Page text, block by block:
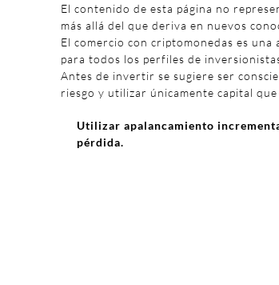
El contenido de esta página no
más allá del que deriva en nuevos
El comercio con criptomonedas es
para todos los perfiles de
Antes de invertir se sugiere ser
riesgo y utilizar únicamente capital
Utilizar apalancamiento
pérdida.